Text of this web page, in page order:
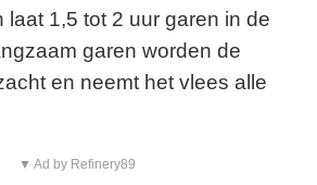
laat 1,5 tot 2 uur garen in de
garen worden de
en neemt het vlees alle
▼ Ad by Refinery89